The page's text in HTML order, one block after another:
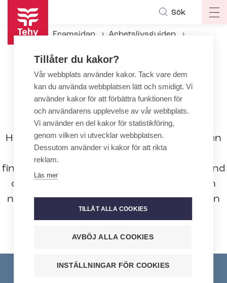
Hoppa
huvudinnehåll
Sök
Framsidan
Arbetslivsguiden
Komplettering av utländska
examina
Hur och om en utländsk hälsovårdsexamen
finländsk yrkesexamen avgörs av i vilket land
den utländska examen har avlagts, vilken
nationalitet den person som avlagt examen
Tillåter du kakor?
Vår webbplats använder kakor. Tack vare dem
kan du använda webbplatsen lätt och smidigt. Vi
använder kakor för att förbättra funktionen för
och användarens upplevelse av vår webbplats.
Vi använder en del kakor för statistikföring,
genom vilken vi utvecklar webbplatsen.
Dessutom använder vi kakor för att rikta
reklam.
Läs mer
TILLÅT ALLA COOKIES
AVBÖJ ALLA COOKIES
INSTÄLLNINGAR FÖR COOKIES